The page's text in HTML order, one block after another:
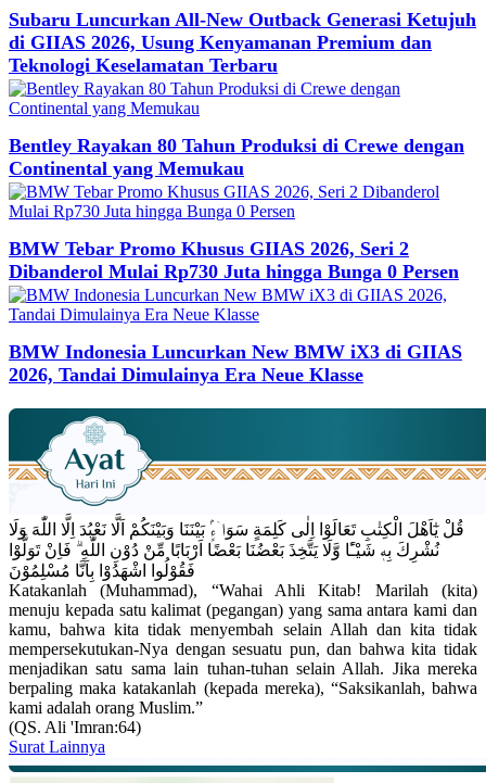
Subaru Luncurkan All-New Outback Generasi Ketujuh
di GIIAS 2026, Usung Kenyamanan Premium dan
Teknologi Keselamatan Terbaru
Bentley Rayakan 80 Tahun Produksi di Crewe dengan
Continental yang Memukau
BMW Tebar Promo Khusus GIIAS 2026, Seri 2
Dibanderol Mulai Rp730 Juta hingga Bunga 0 Persen
BMW Indonesia Luncurkan New BMW iX3 di GIIAS
2026, Tandai Dimulainya Era Neue Klasse
قُلْ يٰٓاَهْلَ الْكِتٰبِ تَعَالَوْا اِلٰى كَلِمَةٍ سَوَاۤءٍۢ بَيْنَنَا وَبَيْنَكُمْ اَلَّا نَعْبُدَ اِلَّا اللّٰهَ وَلَا
نُشْرِكَ بِهٖ شَيْـًٔا وَّلَا يَتَّخِذَ بَعْضُنَا بَعْضًا اَرْبَابًا مِّنْ دُوْنِ اللّٰهِ ۗ فَاِنْ تَوَلَّوْا
فَقُوْلُوا اشْهَدُوْا بِاَنَّا مُسْلِمُوْنَ
Katakanlah (Muhammad), “Wahai Ahli Kitab! Marilah (kita)
menuju kepada satu kalimat (pegangan) yang sama antara kami dan
kamu, bahwa kita tidak menyembah selain Allah dan kita tidak
mempersekutukan-Nya dengan sesuatu pun, dan bahwa kita tidak
menjadikan satu sama lain tuhan-tuhan selain Allah. Jika mereka
berpaling maka katakanlah (kepada mereka), “Saksikanlah, bahwa
kami adalah orang Muslim.”
(QS. Ali 'Imran:64)
Surat Lainnya